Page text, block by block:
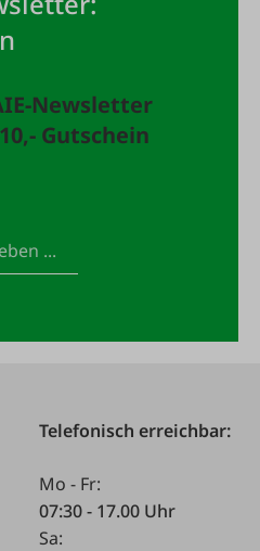
Newsletter
Gutschein
Telefonisch erreichbar:
Mo - Fr:
07:30 - 17.00 Uhr
Sa: